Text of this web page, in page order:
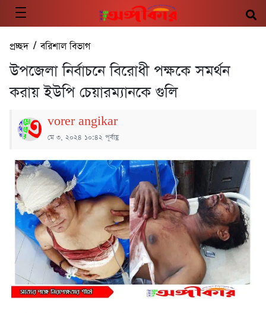
প্রচ্ছদ/বরিশাল বিভাগ
উপজেলা নির্বাচনে বিরোধী পক্ষকে সমর্থন
করায় ইউপি চেয়ারম্যানকে গুলি
vorer angikar
মে ৩, ২০২৪ ১০:৪২ পূর্বাহ্ণ